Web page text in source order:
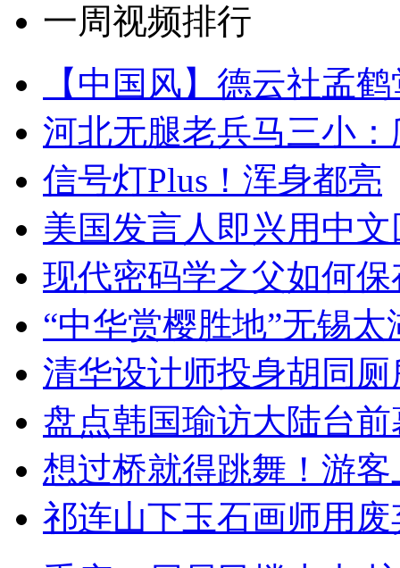
一周视频排行
【中国风】德云社孟
河北无腿老兵马三小
信号灯Plus！浑身都亮
美国发言人即兴用中
现代密码学之父如何
“中华赏樱胜地”无锡
清华设计师投身胡同
盘点韩国瑜访大陆台
想过桥就得跳舞！游客
祁连山下玉石画师用